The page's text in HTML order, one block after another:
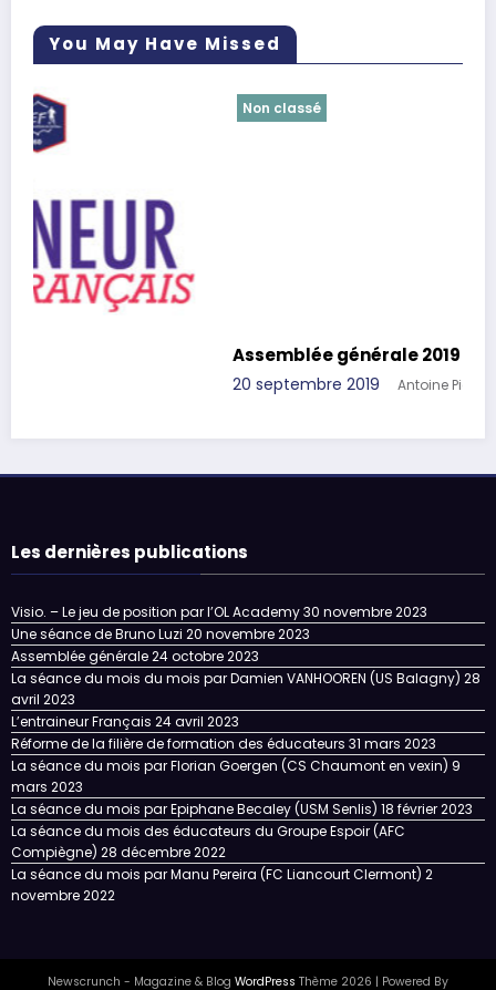
You May Have Missed
Assemblée générale 2019
Antoine Pielack
Les dernières publications
Visio. – Le jeu de position par l’OL Academy30 novembre 2023
Une séance de Bruno Luzi 20 novembre 2023
Assemblée générale24 octobre 2023
La séance du mois du mois par Damien VANHOOREN (US Balagny) 28
avril 2023
L’entraineur Français 24 avril 2023
Réforme de la filière de formation des éducateurs 31 mars 2023
La séance du mois par Florian Goergen (CS Chaumont en vexin) 9
mars 2023
La séance du mois par Epiphane Becaley (USM Senlis) 18 février 2023
La séance du mois des éducateurs du Groupe Espoir (AFC
Compiègne) 28 décembre 2022
La séance du mois par Manu Pereira (FC Liancourt Clermont) 2
novembre 2022
Newscrunch - Magazine & Blog WordPress Thème 2026 | Powered By